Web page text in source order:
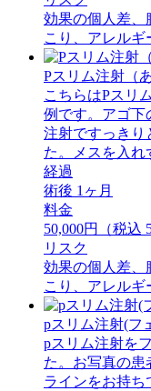
効果の個人差、
こり、アレルギ
Pスリム注射（
こちらはPスリ
例です。アゴ下
注射ですっきり
た。メスを入
経過
術後 1ヶ月
料金
50,000円（税込
リスク
効果の個人差、
こり、アレルギ
pスリム注射(フ
pスリム注射を
た。お写真の患
ラインをお持ち